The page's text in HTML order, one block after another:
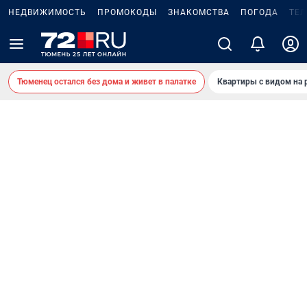
НЕДВИЖИМОСТЬ ПРОМОКОДЫ ЗНАКОМСТВА ПОГОДА
Тюменец остался без дома и живет в палатке Квартиры с видом на